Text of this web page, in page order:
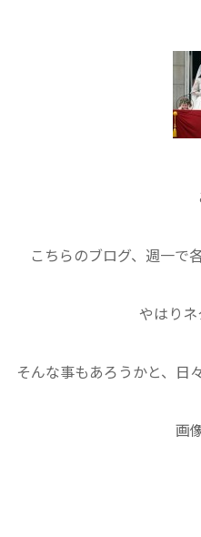
こちらのブログ、週一で
やはり
そんな事もあろうかと、日
画